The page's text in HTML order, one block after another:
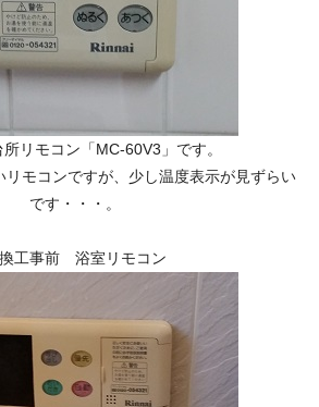
リモコン「MC-60V3」です。
リモコンですが、少し温度表示が見ずらい
です・・・。
工事前 浴室リモコン